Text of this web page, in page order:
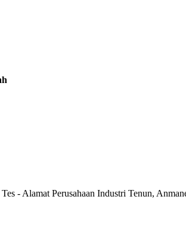
- Alamat Perusahaan Industri Tenun,